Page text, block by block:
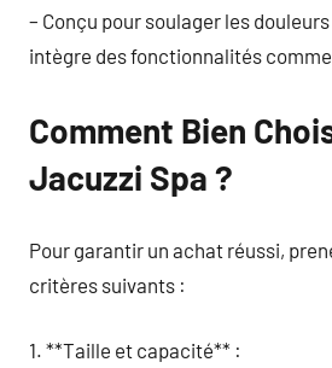
– Conçu pour soulager les
intègre des fonctionnalités
Comment Bien
Jacuzzi Spa ?
Pour garantir un achat réussi,
critères suivants :
1. **Taille et capacité** :